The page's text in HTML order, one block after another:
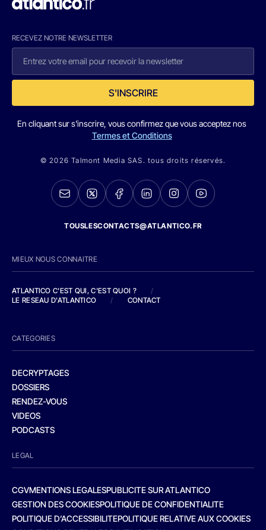
RECEVEZ NOTRE NEWSLETTER
S'INSCRIRE
En cliquant sur s'inscrire, vous confirmez que vous acceptez nos
Termes et Conditions
© 2026 Talmont Media SAS. tous droits réservés.
TOUSLESCONTACTS@ATLANTICO.FR
MIEUX NOUS CONNAITRE
ATLANTICO C'EST QUI, C'EST QUOI ?
/
LE RESEAU D'ATLANTICO
/ CONTACT
CATEGORIES
DECRYPTAGES
DOSSIERS
RENDEZ-VOUS
VIDEOS
PODCASTS
LEGAL
CGVMENTIONS LEGALESPUBLICITE SUR ATLANTICO
GESTION DES COOKIESPOLITIQUE DE CONFIDENTIALITE
POLITIQUE D’ACCESSIBILITEPOLITIQUE RELATIVE AUX COOKIES